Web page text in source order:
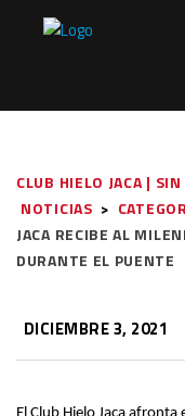
CLUB HIELO JACA |
NOTICIAS >
JACA RECIBE AL
DURANTE EL PUENTE
DICIEMBRE 3, 2021